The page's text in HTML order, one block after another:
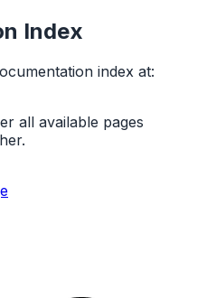
Index
index at:
all available pages